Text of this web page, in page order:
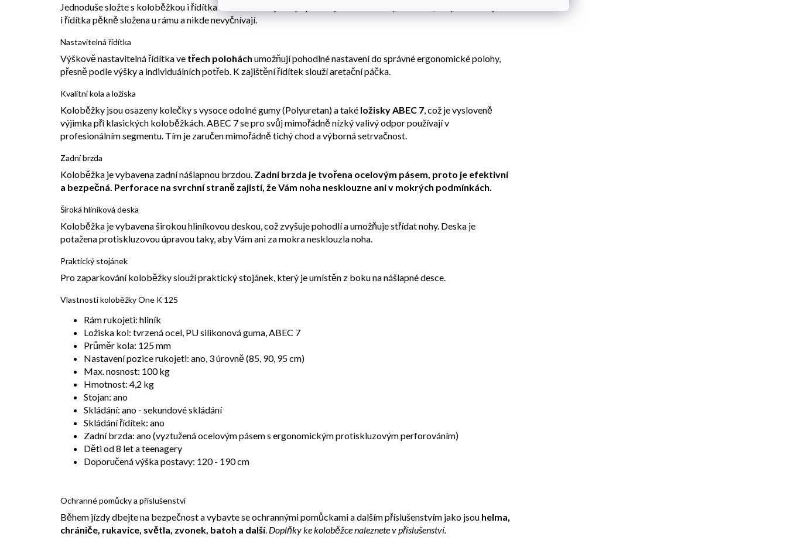
Jednoduše složte s koloběžkou i řídítka a nacvakněte je do připravených držáků. Chytré řešení, díky kterému jsou
i řídítka pěkně složena u rámu a nikde nevyčnívají.
Nastavitelná řídítka
Výškově nastavitelná řídítka ve třech polohách umožňují pohodlné nastavení do správné ergonomické polohy,
přesně podle výšky a individuálních potřeb. K zajištění řídítek slouží aretační páčka.
Kvalitní kola a ložiska
Koloběžky jsou osazeny kolečky s vysoce odolné gumy (Polyuretan) a také ložisky ABEC 7 , což je vysloveně
výjimka při klasických koloběžkách. ABEC 7 se pro svůj mimořádně nízký valivý odpor používají v
profesionálním segmentu. Tím je zaručen mimořádně tichý chod a výborná setrvačnost.
Zadní brzda
Koloběžka je vybavena zadní nášlapnou brzdou. Zadní brzda je tvořena ocelovým pásem, proto je efektivní
a bezpečná. Perforace na svrchní straně zajistí, že Vám noha nesklouzne ani v mokrých podmínkách.
Široká hliníková deska
Koloběžka je vybavena širokou hliníkovou deskou, což zvyšuje pohodlí a umožňuje střídat nohy. Deska je
potažena protiskluzovou úpravou taky, aby Vám ani za mokra nesklouzla noha.
Praktický stojánek
Pro zaparkování koloběžky slouží praktický stojánek, který je umístěn z boku na nášlapné desce.
Vlastnosti koloběžky One K 125
Rám rukojeti: hliník
Ložiska kol: tvrzená ocel, PU silikonová guma, ABEC 7
Průměr kola: 125 mm
Nastavení pozice rukojeti: ano, 3 úrovně (85, 90, 95 cm)
Max. nosnost: 100 kg
Hmotnost: 4,2 kg
Stojan: ano
Skládání: ano - sekundové skládání
Skládání řídítek: ano
Zadní brzda: ano (vyztužená ocelovým pásem s ergonomickým protiskluzovým perforováním)
Děti od 8 let a teenagery
Doporučená výška postavy: 120 - 190 cm
Ochranné pomůcky a příslušenství
Během jízdy dbejte na bezpečnost a vybavte se ochrannými pomůckami a dalším příslušenstvím jako jsou helma,
chrániče, rukavice, světla, zvonek, batoh a další. Doplňky ke koloběžce naleznete v příslušenství.